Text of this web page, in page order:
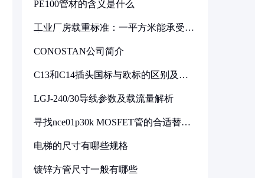
PE100管材的含义是什么
工业厂房载重标准：一平方米能承受多
CONOSTAN公司简介
C13和C14插头国标与欧标的区别及其
LGJ-240/30导线参数及载流量解析
寻找nce01p30k MOSFET管的合适替代
电梯的尺寸有哪些规格
镀锌方管尺寸一般有哪些